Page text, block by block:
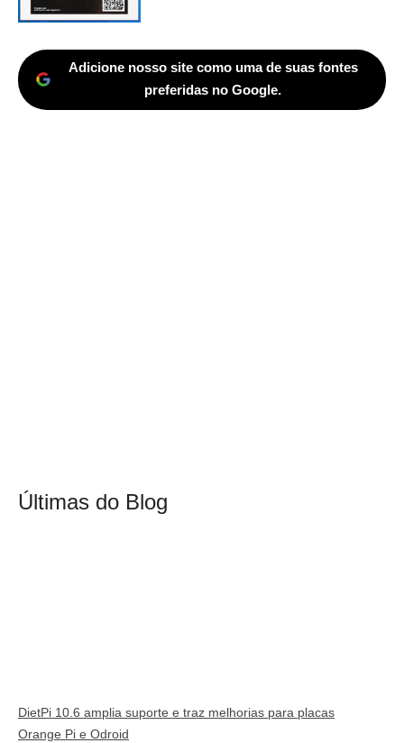
Adicione nosso site como uma de suas fontes
preferidas no Google.
Últimas do Blog
DietPi 10.6 amplia suporte e traz melhorias para placas
Orange Pi e Odroid